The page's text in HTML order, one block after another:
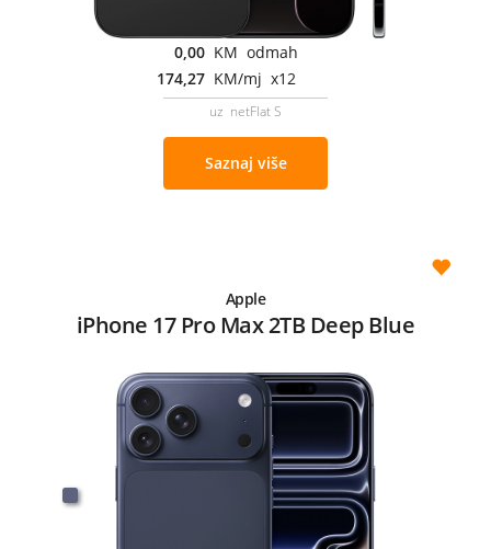
0,00 KM odmah
174,27 KM/mj x12
uz netFlat S
Saznaj više
Apple
iPhone 17 Pro Max 2TB Deep Blue